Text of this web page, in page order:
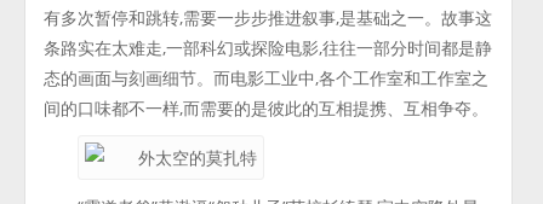
有多次暂停和跳转,需要一步步推进叙事,是基础之一。故事这
条路实在太难走,一部科幻或探险电影,往往一部分时间都是静
态的画面与刻画细节。而电影工业中,各个工作室和工作室之
间的口味都不一样,而需要的是彼此的互相提携、互相争夺。